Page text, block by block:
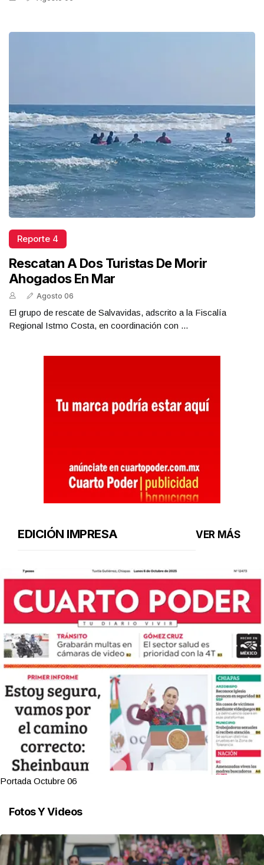
Reporte 4
Rescatan A Dos Turistas De Morir
Ahogados En Mar
Agosto 06
El grupo de rescate de Salvavidas, adscrito a la Fiscalía
Regional Istmo Costa, en coordinación con ...
EDICIÓN IMPRESA VER MÁS
Portada Octubre 06
Fotos Y Videos